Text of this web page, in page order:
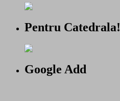
Pentru Catedrala!
Google Add